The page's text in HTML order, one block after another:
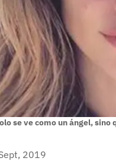
se ve como un ángel, sino
2019